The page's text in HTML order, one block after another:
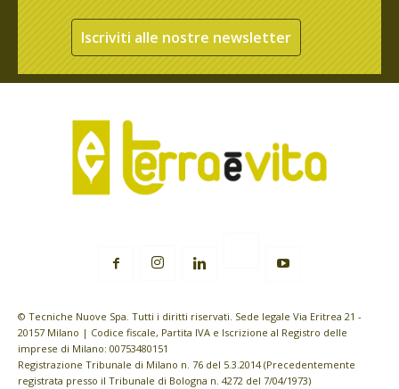
Iscriviti alle nostre newsletter
© Tecniche Nuove Spa. Tutti i diritti riservati. Sede legale Via Eritrea 21 -
20157 Milano | Codice fiscale, Partita IVA e Iscrizione al Registro delle
imprese di Milano: 00753480151
Registrazione Tribunale di Milano n. 76 del 5.3.2014 (Precedentemente
registrata presso il Tribunale di Bologna n. 4272 del 7/04/1973)